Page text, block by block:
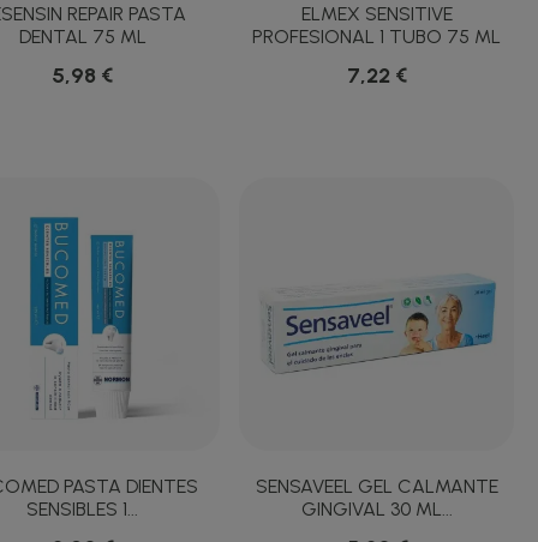
REPAIR PASTA
DENTAL 75 ML
5,98 €
ELMEX SENSITIVE
PROFESIONAL 1 TUBO 75 ML
7,22 €
PASTA DIENTES
SENSIBLES 1...
SENSAVEEL GEL CALMANTE
GINGIVAL 30 ML...